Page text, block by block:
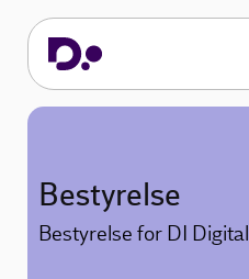
Bestyrelse
Bestyrelse for DI Digital